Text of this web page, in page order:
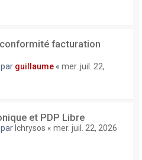
facturation
guillaume « mer. juil. 22,
et PDP Libre
lchrysos « mer. juil. 22, 2026